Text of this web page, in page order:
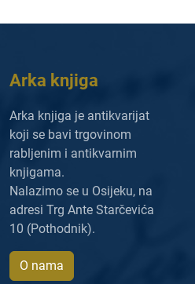
Arka knjiga
Arka knjiga je antikvarijat
koji se bavi trgovinom
rabljenim i antikvarnim
knjigama.
Nalazimo se u Osijeku, na
adresi Trg Ante Starčevića
10 (Pothodnik).
O nama